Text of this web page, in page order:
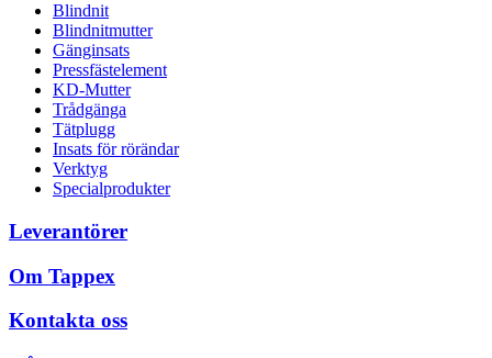
Blindnit
Blindnitmutter
Gänginsats
Pressfästelement
KD-Mutter
Trådgänga
Tätplugg
Insats för rörändar
Verktyg
Specialprodukter
Leverantörer
Om Tappex
Kontakta oss